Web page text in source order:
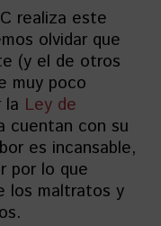
realiza este
olvidar que
(y el de otros
muy poco
la Ley de
cuentan con su
es incansable,
por lo que
los maltratos y